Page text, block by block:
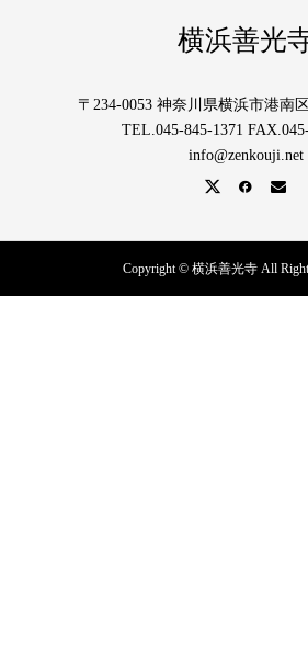
横浜善光
〒234-0053 神奈川県横浜市港南
TEL.045-845-1371
info@zenkouji.net
Copyright © 横浜善光寺 All